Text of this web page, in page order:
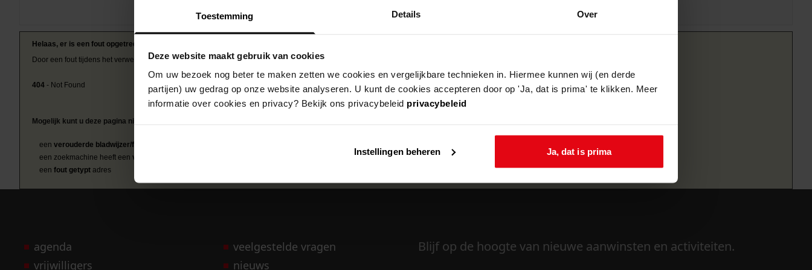
Toestemming Details Over
Deze website maakt gebruik van cookies
Om uw bezoek nog beter te maken zetten we cookies en vergelijkbare technieken in. Hiermee kunnen wij (en derde
partijen) uw gedrag op onze website analyseren. U kunt de cookies accepteren door op 'Ja, dat is prima' te klikken. Meer
informatie over cookies en privacy? Bekijk ons privacybeleid privacybeleid
Instellingen beheren Ja, dat is prima
Helaas, er is een fout opgetreden
Door een fout tijdens het verwerken van deze pagina is het niet mogelijk om deze pagina te kunnen bekijken.
404 - Not Found
Mogelijk kunt u deze pagina niet bezoeken door:
een verouderde bladwijzer/favoriet
een zoekmachine heeft een verouderde lijst van de website
een fout getypt adres
agenda
vrijwilligers
veelgestelde vragen
nieuws
Blijf op de hoogte van nieuwe aanwinsten en activiteiten.